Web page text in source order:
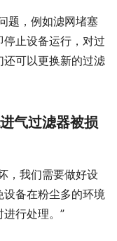
题，例如滤网堵塞
止设备运行，对过
可以更换新的过滤
气过滤器被损
，我们需要做好设
备在粉尘多的环境
行处理。”